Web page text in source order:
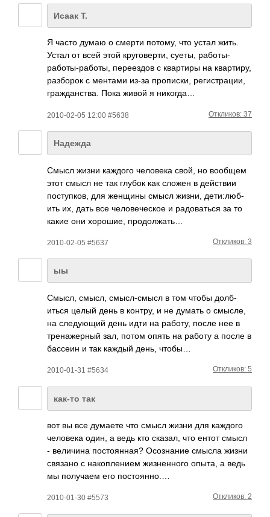
Исаак Т.
Я часто думаю о смерти потому, что устал жить.
Устал от всей этой круговерти, суеты, работы-
работы-ра­боты, переездов с квартиры на квартиру,
разборок с ментами из-за прописки, регистрации,
гражданства. Пока живой я никогда…
2010-02-05 12:00 #5638 Откликов: 37
Надежда
Смысл жизни каждого чело­века свой, но вообщем
этот смысл не так глубок как сложен в дейс­твии
пост­упков, для женщины смысл жизни, дети­:люб­
ить их, дать все чело­вече­ское и радо­ваться за то
какие они хоро­шие, прод­олжать…
2010-02-05 #5637 Откликов: 3
ыы
Смысл, смысл, смыс­л-см­ысл в том чтобы долб­
иться целый день в контру, и не думать о смысле,
на след­ующий день идти на работу, после нее в
трен­ажер­ный зал, потом опять на работу а после в
бассеин и так каждый день, чтобы…
2010-01-31 #5634 Откликов: 5
как-то так
вот вы все думаете что смысл жизни для каждого
чело­века один, а ведь кто сказал, что ентот смысл
- вели­чина пост­оянн­ая? Осоз­нание смысла жизни
связано с нако­плен­ием жизн­енного опыта, а ведь
мы полу­чаем его пост­оянно.…
2010-01-30 #5573 Откликов: 2